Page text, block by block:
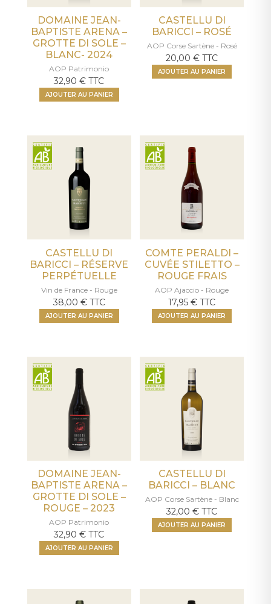
DOMAINE JEAN-
BAPTISTE ARENA –
GROTTE DI SOLE –
BLANC- 2024
AOP Patrimonio
32,90€ TTC
AJOUTER AU PANIER
CASTELLU DI
BARICCI – ROSÉ
AOP Corse Sartène - Rosé
20,00€ TTC
AJOUTER AU PANIER
CASTELLU DI
BARICCI – RÉSERVE
PERPÉTUELLE
Vin de France - Rouge
38,00 € TTC
AJOUTER AU PANIER
COMTE PERALDI –
CUVÉE STILETTO –
ROUGE FRAIS
AOP Ajaccio - Rouge
17,95€ TTC
AJOUTER AU PANIER
DOMAINE JEAN-
BAPTISTE ARENA –
GROTTE DI SOLE –
ROUGE – 2023
AOP Patrimonio
32,90€ TTC
AJOUTER AU PANIER
CASTELLU DI
BARICCI – BLANC
AOP Corse Sartène - Blanc
32,00€ TTC
AJOUTER AU PANIER